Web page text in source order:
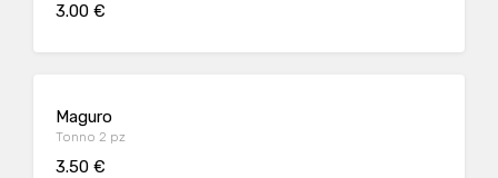
3.00 €
Maguro
Tonno 2 pz
3.50 €